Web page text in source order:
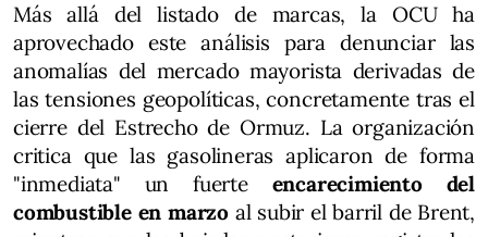
Más allá del listado de marcas, la OCU ha
aprovechado este análisis para denunciar las
anomalías del mercado mayorista derivadas de
las tensiones geopolíticas, concretamente tras el
cierre del Estrecho de Ormuz. La organización
critica que las gasolineras aplicaron de forma
"inmediata" un fuerte encarecimiento del
combustible en marzo al subir el barril de Brent,